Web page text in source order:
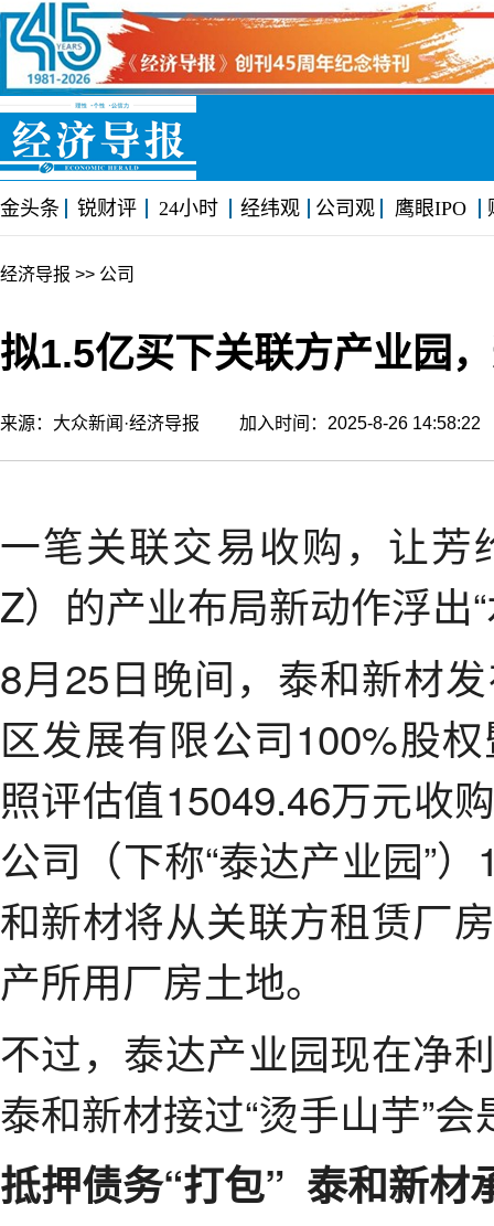
金头条 锐财评 24小时 经纬观 公司观 鹰眼IPO
经济导报 >> 公司
拟1.5亿买下关联方产业园
来源：大众新闻·经济导报 加入时间：2025-8-26
一笔关联交易收购，让芳
Z）的产业布局新动作浮出
8月25日晚间，泰和新材
区发展有限公司100%股
照评估值15049.46万元收
公司（下称“泰达产业园”
和新材将从关联方租赁厂
产所用厂房土地。
不过，泰达产业园现在净
泰和新材接过“烫手山芋”
抵押债务“打包” 泰和新材